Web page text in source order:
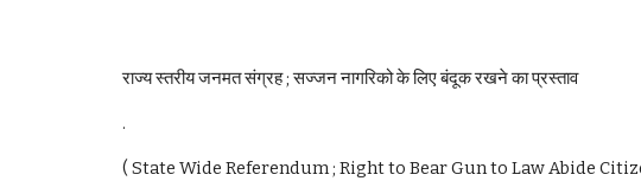
राज्य स्तरीय जनमत संग्रह ; सज्जन नागरिको के लिए बंदूक रखने का प्रस्ताव
.
( State Wide Referendum ; Right to Bear Gun to Law Abide